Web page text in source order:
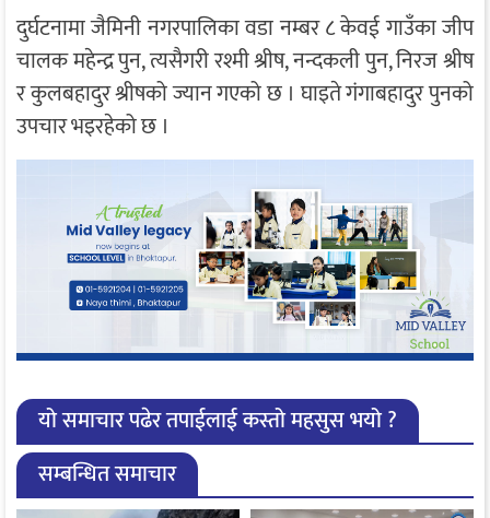
दुर्घटनामा जैमिनी नगरपालिका वडा नम्बर ८ केवई गाउँका जीप
चालक महेन्द्र पुन, त्यसैगरी रश्मी श्रीष, नन्दकली पुन, निरज श्रीष
र कुलबहादुर श्रीषको ज्यान गएको छ । घाइते गंगाबहादुर पुनको
उपचार भइरहेको छ ।
यो समाचार पढेर तपाईलाई कस्तो महसुस भयो ?
सम्बन्धित समाचार